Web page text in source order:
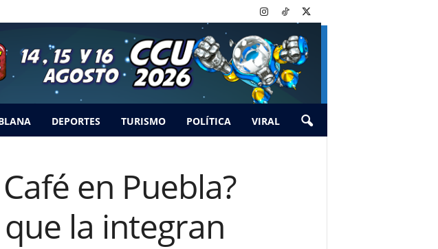
DEPORTES TURISMO POLÍTICA VIRAL
en Puebla?
la integran